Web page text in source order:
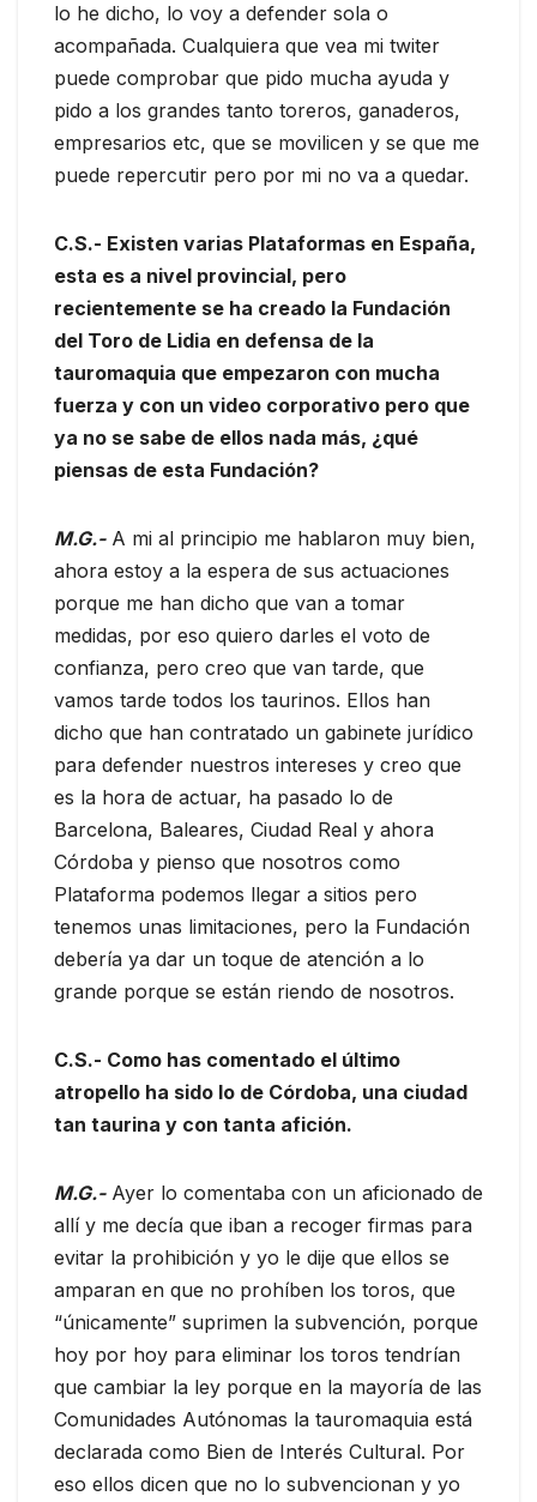
lo he dicho, lo voy a defender sola o
acompañada. Cualquiera que vea mi twiter
puede comprobar que pido mucha ayuda y
pido a los grandes tanto toreros, ganaderos,
empresarios etc, que se movilicen y se que me
puede repercutir pero por mi no va a quedar.
C.S.- Existen varias Plataformas en España,
esta es a nivel provincial, pero
recientemente se ha creado la Fundación
del Toro de Lidia en defensa de la
tauromaquia que empezaron con mucha
fuerza y con un video corporativo pero que
ya no se sabe de ellos nada más, ¿qué
piensas de esta Fundación?
M.G.-A mi al principio me hablaron muy bien,
ahora estoy a la espera de sus actuaciones
porque me han dicho que van a tomar
medidas, por eso quiero darles el voto de
confianza, pero creo que van tarde, que
vamos tarde todos los taurinos. Ellos han
dicho que han contratado un gabinete jurídico
para defender nuestros intereses y creo que
es la hora de actuar, ha pasado lo de
Barcelona, Baleares, Ciudad Real y ahora
Córdoba y pienso que nosotros como
Plataforma podemos llegar a sitios pero
tenemos unas limitaciones, pero la Fundación
debería ya dar un toque de atención a lo
grande porque se están riendo de nosotros.
C.S.- Como has comentado el último
atropello ha sido lo de Córdoba, una ciudad
tan taurina y con tanta afición.
M.G.-Ayer lo comentaba con un aficionado de
allí y me decía que iban a recoger firmas para
evitar la prohibición y yo le dije que ellos se
amparan en que no prohíben los toros, que
“únicamente” suprimen la subvención, porque
hoy por hoy para eliminar los toros tendrían
que cambiar la ley porque en la mayoría de las
Comunidades Autónomas la tauromaquia está
declarada como Bien de Interés Cultural. Por
eso ellos dicen que no lo subvencionan y yo